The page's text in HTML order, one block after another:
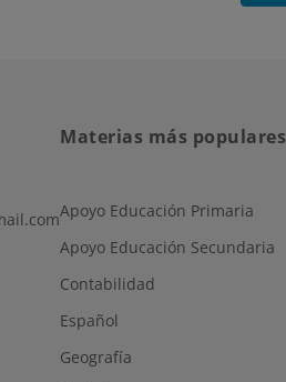
Materias más populares
Apoyo Educación Primaria
Apoyo Educación Secundaria
Contabilidad
Español
Geografía